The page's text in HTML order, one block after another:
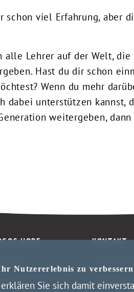
Nutzererlebnis zu verbessern
Sie sich damit
schon viel Erfahrung, aber
alle Lehrer auf der Welt,
Hast du dir schon
Wenn du mehr
dabei unterstützen kannst,
weitergeben,
HOPE KONTAKT
Impressum